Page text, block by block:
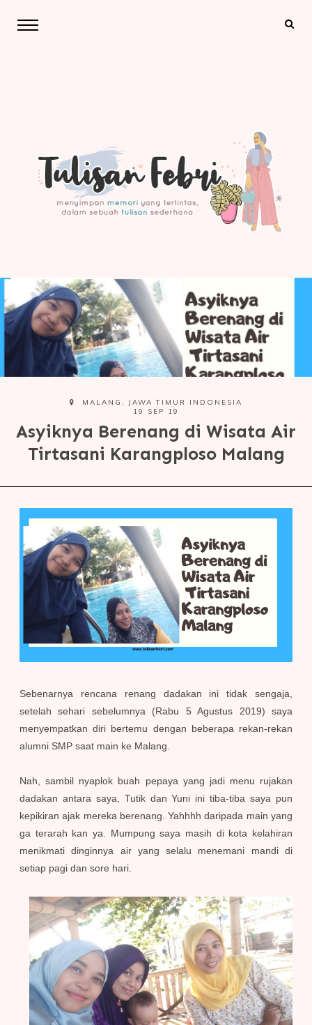
MALANG, JAWA TIMUR INDONESIA
19 SEP 19
Asyiknya Berenang di Wisata Air
Tirtasani Karangploso Malang
Sebenarnya rencana renang dadakan ini tidak sengaja,
setelah sehari sebelumnya (Rabu 5 Agustus 2019) saya
menyempatkan diri bertemu dengan beberapa rekan-rekan
alumni SMP saat main ke Malang.
Nah, sambil nyaplok buah pepaya yang jadi menu rujakan
dadakan antara saya, Tutik dan Yuni ini tiba-tiba saya pun
kepikiran ajak mereka berenang. Yahhhh daripada main yang
ga terarah kan ya. Mumpung saya masih di kota kelahiran
menikmati dinginnya air yang selalu menemani mandi di
setiap pagi dan sore hari.